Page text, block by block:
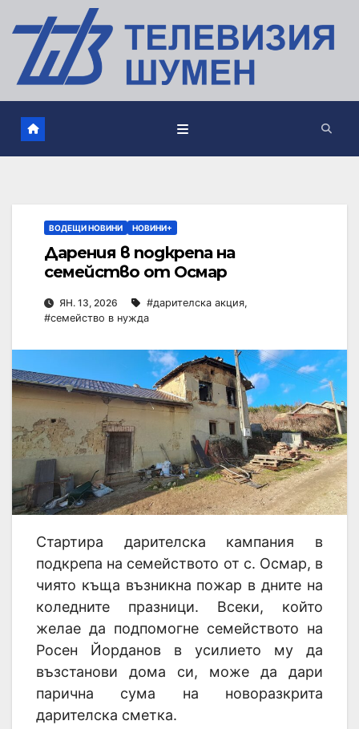
ВОДЕЩИ НОВИНИ НОВИНИ+
Дарения в подкрепа на
семейство от Осмар
ЯН. 13, 2026 #дарителска акция,
#семейство в нужда
Стартира дарителска кампания в
подкрепа на семейството от с. Осмар, в
чиято къща възникна пожар в дните на
коледните празници. Всеки, който
желае да подпомогне семейството на
Росен Йорданов в усилието му да
възстанови дома си, може да дари
парична сума на новоразкрита
дарителска сметка.